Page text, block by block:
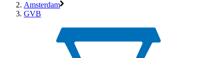
Amsterdam
GVB